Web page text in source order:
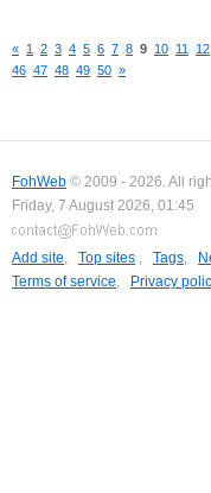
« 1 2 3 4 5 6 7 8 9 10 11 12
46 47 48 49 50 »
FohWeb © 2009 - 2026. All
Friday, 7 August 2026, 01:45
Add site, Top sites , Tags,
Terms of service, Privacy